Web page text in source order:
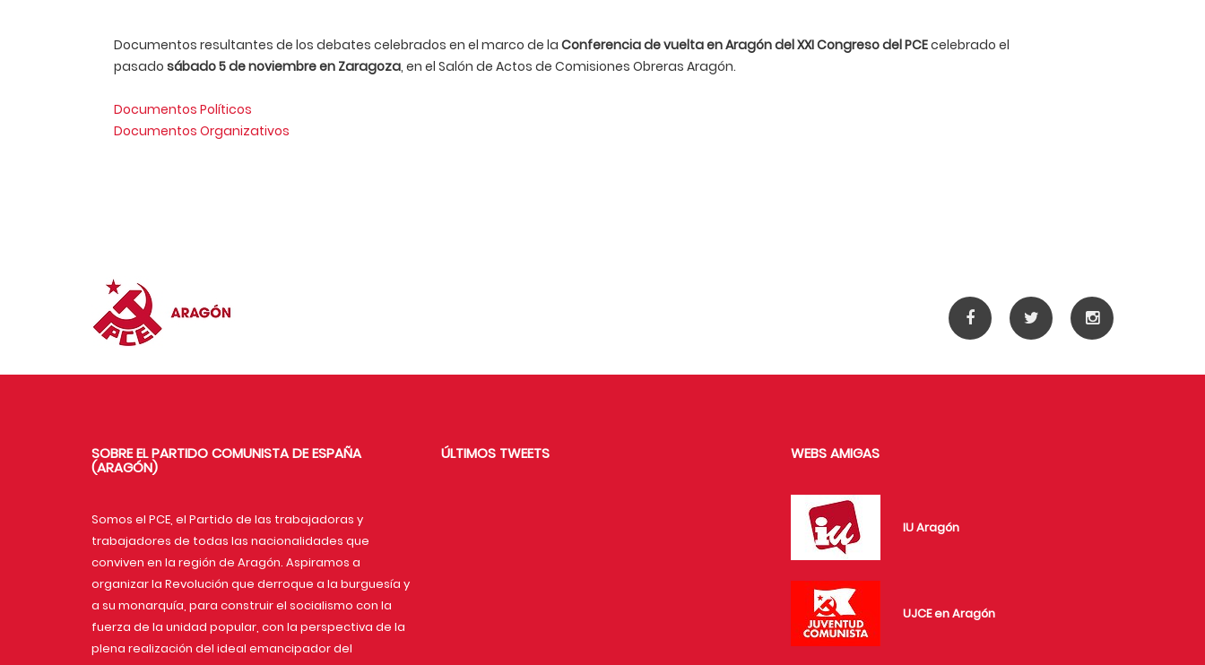
Documentos resultantes de los debates celebrados en el marco de la Conferencia de vuelta en Aragón del XXI Congreso del PCEcelebrado el
pasado sábado 5 de noviembre en Zaragoza, en el Salón de Actos de Comisiones Obreras Aragón.
Documentos Políticos
Documentos Organizativos
SOBRE EL PARTIDO COMUNISTA DE ESPAÑA
(ARAGÓN)
Somos el PCE, el Partido de las trabajadoras y
trabajadores de todas las nacionalidades que
conviven en la región de Aragón. Aspiramos a
organizar la Revolución que derroque a la burguesía y
a su monarquía, para construir el socialismo con la
fuerza de la unidad popular, con la perspectiva de la
plena realización del ideal emancipador del
ÚLTIMOS TWEETS WEBS AMIGAS
IU Aragón
UJCE en Aragón